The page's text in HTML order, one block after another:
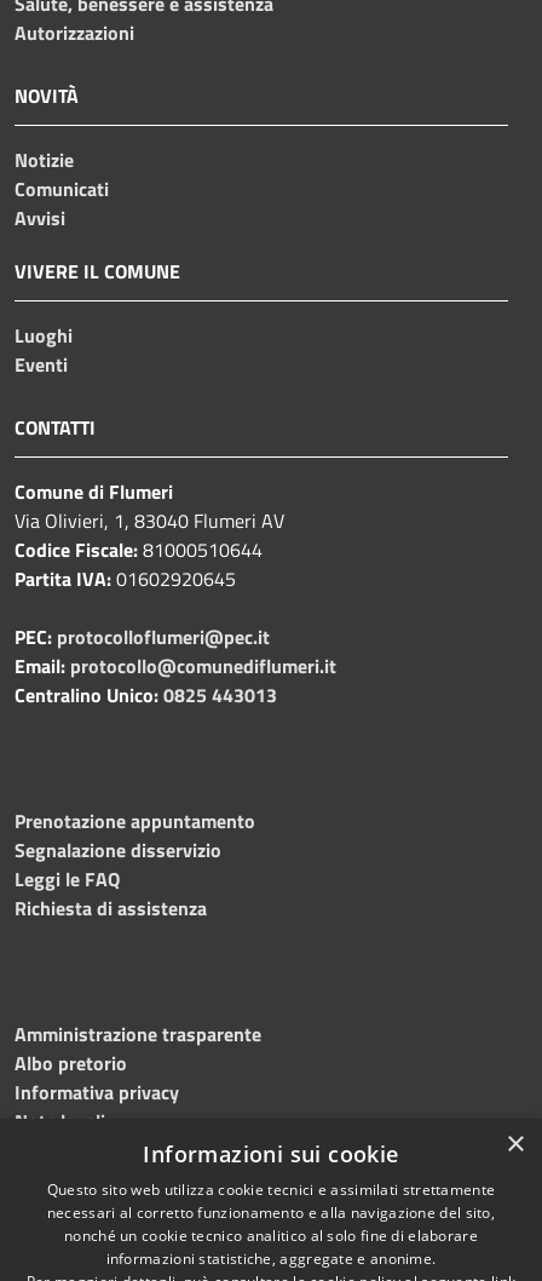
Autorizzazioni
NOVITÀ
Notizie
Comunicati
Avvisi
VIVERE IL COMUNE
Luoghi
Eventi
CONTATTI
Comune di Flumeri
Via Olivieri, 1, 83040 Flumeri AV
Codice Fiscale:81000510644
Partita IVA:01602920645
PEC: protocolloflumeri@pec.it
Email: protocollo@comunediflumeri.it
Centralino Unico:0825 443013
Prenotazione appuntamento
Segnalazione disservizio
Leggi le FAQ
Richiesta di assistenza
Amministrazione trasparente
Albo pretorio
Informativa privacy
Note legali
Dichiarazione di accessibilità
Copyright © 2026 • Comune di
×
Informazioni sui cookie
Questo sito web utilizza cookie tecnici e assimilati strettamente
necessari al corretto funzionamento e alla navigazione del sito,
nonché un cookie tecnico analitico al solo fine di elaborare
informazioni statistiche, aggregate e anonime.